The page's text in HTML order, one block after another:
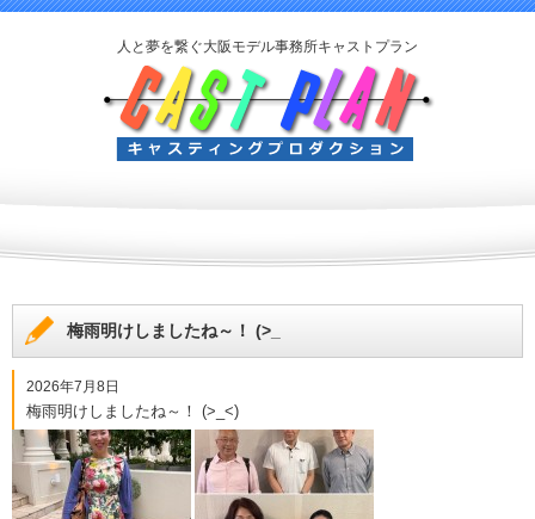
人と夢を繋ぐ大阪モデル事務所キャストプラン
梅雨明けしましたね～！ (>_
2026年7月8日
梅雨明けしましたね～！ (>_<)